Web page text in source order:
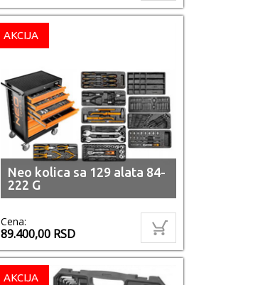
AKCIJA
Neo kolica sa 129 alata 84-
222 G
Cena:
89.400,00 RSD
AKCIJA